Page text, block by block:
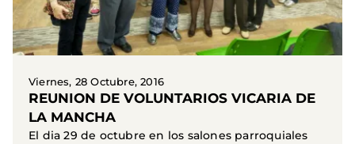
Viernes, 28 Octubre, 2016
REUNION DE VOLUNTARIOS VICARIA DE
LA MANCHA
El dia 29 de octubre en los salones parroquiales